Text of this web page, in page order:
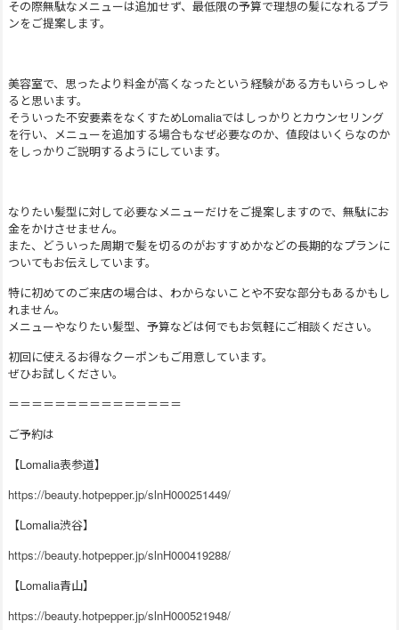
その際無駄なメニューは追加せず、最低限の予算で理想の髪になれるプラ
ンをご提案します。
美容室で、思ったより料金が高くなったという経験がある方もいらっしゃ
ると思います。
そういった不安要素をなくすためLomaliaではしっかりとカウンセリング
を行い、メニューを追加する場合もなぜ必要なのか、値段はいくらなのか
をしっかりご説明するようにしています。
なりたい髪型に対して必要なメニューだけをご提案しますので、無駄にお
金をかけさせません。
また、どういった周期で髪を切るのがおすすめかなどの長期的なプランに
ついてもお伝えしています。
特に初めてのご来店の場合は、わからないことや不安な部分もあるかもし
れません。
メニューやなりたい髪型、予算などは何でもお気軽にご相談ください。
初回に使えるお得なクーポンもご用意しています。
ぜひお試しください。
＝＝＝＝＝＝＝＝＝＝＝＝＝＝＝
ご予約は
【Lomalia表参道】
https://beauty.hotpepper.jp/slnH000251449/
【Lomalia渋谷】
https://beauty.hotpepper.jp/slnH000419288/
【Lomalia青山】
https://beauty.hotpepper.jp/slnH000521948/